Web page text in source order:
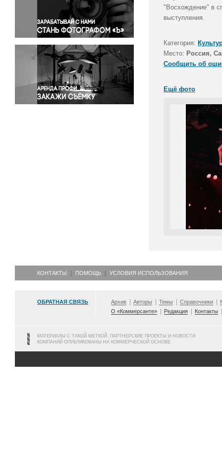
Правосудие
Происшествия и конфликты
Религия
Светская жизнь
Спорт
Экология
Экономика и бизнес
"Восхождение" в
выступления.
Категория:
Место: Россия,
Сообщить об
Ещё фото
КОНТАКТЫ ПОМОЩЬ УСЛОВИЯ ИСПОЛЬЗОВАНИЯ
ОБРАТНАЯ СВЯЗЬ Архив Авторы Темы Справочники
О «Коммерсанте»
Редакция Контакты
МАТЕРИАЛЫ С ТАКОЙ МЕТКОЙ, ПАРТНЕРСКИЕ ПРОЕКТЫ И НОВОСТИ
КОМПАНИЙ ОПУБЛИКОВАНЫ НА КОММЕРЧЕСКОЙ ОСНОВЕ